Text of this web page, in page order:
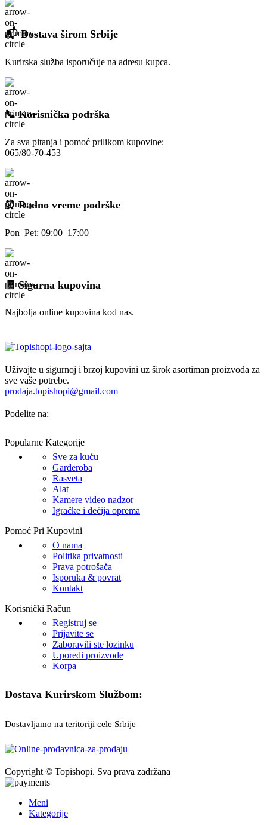
📬 Dostava širom Srbije
Kurirska služba isporučuje na adresu kupca.
📞 Korisnička podrška
Za sva pitanja i pomoć prilikom kupovine:
065/80-70-453
⏰ Radno vreme podrške
Pon–Pet: 09:00–17:00
🧾 Sigurna kupovina
Najbolja online kupovina kod nas.
Uživajte u sigurnoj i brzoj kupovini uz širok asortiman proizvoda za
sve vaše potrebe.
prodaja.topishopi@gmail.com
Podelite na:
Popularne Kategorije
Sve za kuću
Garderoba
Rasveta
Alat
Kamere video nadzor
Igračke i dečija oprema
Pomoć Pri Kupovini
O nama
Politika privatnosti
Prava potrošača
Isporuka & povrat
Kontakt
Korisnički Račun
Registruj se
Prijavite se
Zaboravili ste lozinku
Uporedi proizvode
Korpa
Dostava Kurirskom Službom:
Dostavljamo na teritoriji cele Srbije
Copyright © Topishopi. Sva prava zadržana
Meni
Kategorije